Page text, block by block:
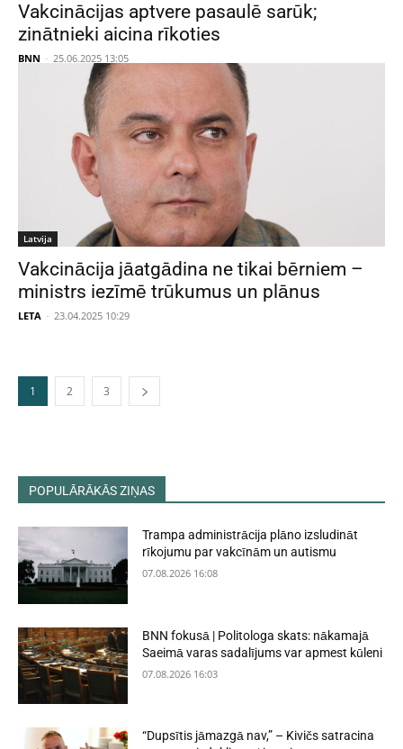
Vakcinācijas aptvere pasaulē sarūk;
zinātnieki aicina rīkoties
BNN - 25.06.2025 13:05
Latvija
Vakcinācija jāatgādina ne tikai bērniem –
ministrs iezīmē trūkumus un plānus
LETA - 23.04.2025 10:29
1 2 3
POPULĀRĀKĀS ZIŅAS
Trampa administrācija plāno izsludināt
rīkojumu par vakcīnām un autismu
07.08.2026 16:08
BNN fokusā | Politologa skats: nākamajā
Saeimā varas sadalījums var apmest kūleni
07.08.2026 16:03
“Dupsītis jāmazgā nav,” – Kivičs satracina